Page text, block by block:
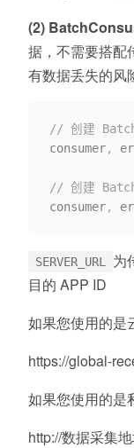
(2)
据，不需要搭配
有数据丢失的风
// 创建
consumer,
// 创建
consumer,
SERVER_URL 为
目的 APP ID
如果您使用的是
https://global-
如果您使用的是
http://数据采集